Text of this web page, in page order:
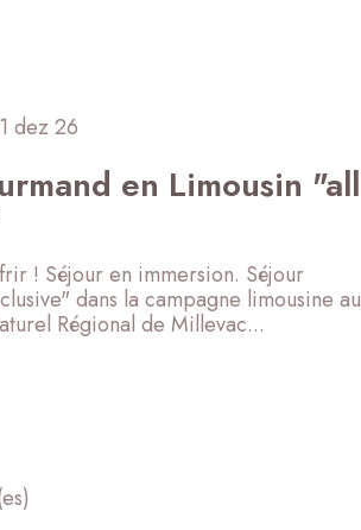
dez 26
en Limousin "all
! Séjour en immersion. Séjour
dans la campagne limousine au
Régional de Millevac...